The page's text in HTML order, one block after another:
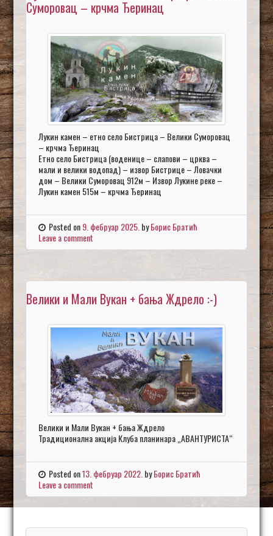
Суморовац – крчма Ђеринац
Лукин камен – етно село Бистрица – Велики Суморовац
– крчма Ђеринац
Етно село Бистрица (воденице – слапови – црква –
мали и велики водопад) – извор Бистрице – Ловачки
дом – Велики Суморовац 912м – Извор Лукине реке –
Лукин камен 515м – крчма Ђеринац
Posted on9. фебруар 2025. byБорис Братић
Leave a comment
Велики и Мали Вукан + бања Ждрело :-)
Велики и Мали Вукан + бања Ждрело
Традиционална акција Клуба планинара „АВАНТУРИСТА“
Posted on13. фебруар 2022. byБорис Братић
Leave a comment